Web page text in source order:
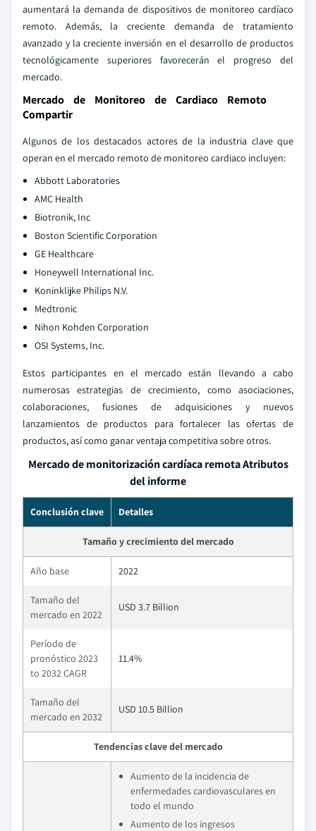
aumentará la demanda de dispositivos de monitoreo cardíaco
remoto. Además, la creciente demanda de tratamiento
avanzado y la creciente inversión en el desarrollo de productos
tecnológicamente superiores favorecerán el progreso del
mercado.
Mercado de Monitoreo de Cardiaco Remoto
Compartir
Algunos de los destacados actores de la industria clave que
operan en el mercado remoto de monitoreo cardiaco incluyen:
Abbott Laboratories
AMC Health
Biotronik, Inc
Boston Scientific Corporation
GE Healthcare
Honeywell International Inc.
Koninklijke Philips N.V.
Medtronic
Nihon Kohden Corporation
OSI Systems, Inc.
Estos participantes en el mercado están llevando a cabo
numerosas estrategias de crecimiento, como asociaciones,
colaboraciones, fusiones de adquisiciones y nuevos
lanzamientos de productos para fortalecer las ofertas de
productos, así como ganar ventaja competitiva sobre otros.
Mercado de monitorización cardíaca remota Atributos
del informe
Conclusión clave Detalles
Tamaño y crecimiento del mercado
Año base 2022
Tamaño del
mercado en 2022
USD 3.7 Billion
Período de
pronóstico 2023
to 2032 CAGR
11.4%
Tamaño del
mercado en 2032
USD 10.5 Billion
Tendencias clave del mercado
Aumento de la incidencia de
enfermedades cardiovasculares en
todo el mundo
Aumento de los ingresos